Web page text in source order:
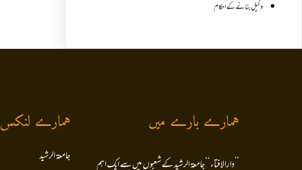
وکیل بنانے کے احکام
ہمارے بارے میں
’’دارالافتاء ‘‘جامعۃ الرشید کےشعبوں میں سے ایک اہم
ہمارے لنکس
جامعۃ الرشید